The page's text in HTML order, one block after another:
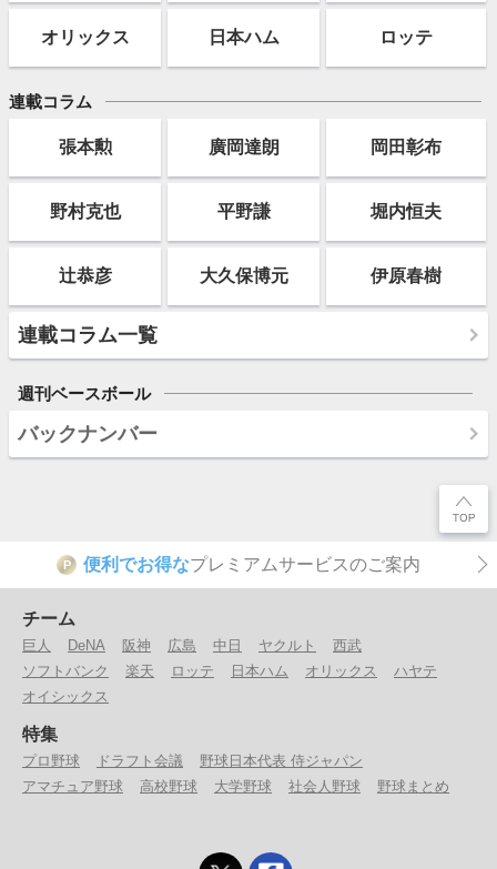
オリックス 日本ハム ロッテ
連載コラム
張本勲 廣岡達朗 岡田彰布
野村克也 平野謙 堀内恒夫
辻恭彦 大久保博元 伊原春樹
連載コラム一覧
週刊ベースボール
バックナンバー
P 便利でお得なプレミアムサービスのご案内
チーム
巨人 DeNA 阪神 広島 中日 ヤクルト
西武
ソフトバンク
楽天 ロッテ 日本ハム オリックス
ハヤテ
オイシックス
特集
プロ野球 ドラフト会議
野球日本代表 侍ジャパン
アマチュア野球
高校野球 大学野球 社会人野球 野球まとめ